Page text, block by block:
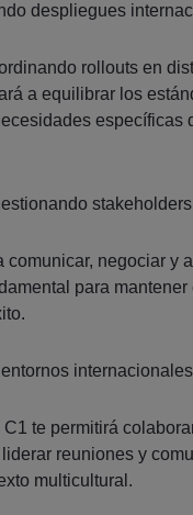
despliegues
rollouts en
a equilibrar los
específicas
stakeholders
comunicar, negociar y
para mantener
internacionales
te permitirá
reuniones y
multicultural.